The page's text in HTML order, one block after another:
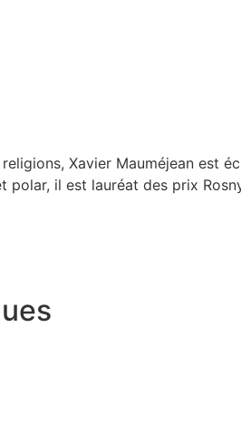
Xavier Mauméjean est
il est lauréat des prix